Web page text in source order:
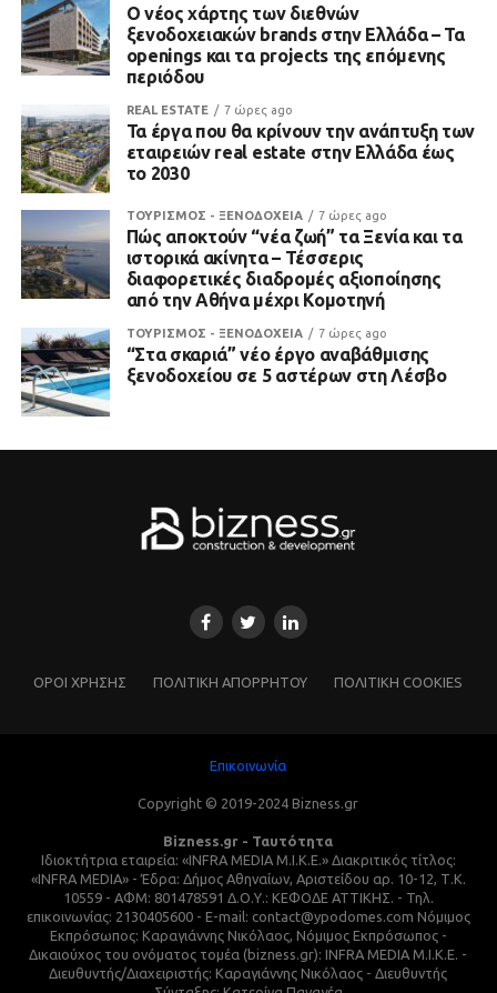
Ο νέος χάρτης των διεθνών
ξενοδοχειακών brands στην Ελλάδα – Τα
openings και τα projects της επόμενης
περιόδου
REAL ESTATE 7 ώρες ago
Τα έργα που θα κρίνουν την ανάπτυξη των
εταιρειών real estate στην Ελλάδα έως
το 2030
ΤΟΥΡΙΣΜΟΣ - ΞΕΝΟΔΟΧΕΙΑ 7 ώρες ago
Πώς αποκτούν “νέα ζωή” τα Ξενία και τα
ιστορικά ακίνητα – Τέσσερις
διαφορετικές διαδρομές αξιοποίησης
από την Αθήνα μέχρι Κομοτηνή
ΤΟΥΡΙΣΜΟΣ - ΞΕΝΟΔΟΧΕΙΑ 7 ώρες ago
“Στα σκαριά” νέο έργο αναβάθμισης
ξενοδοχείου σε 5 αστέρων στη Λέσβο
ΌΡΟΙ ΧΡΗΣΗΣ ΠΟΛΙΤΙΚΗ ΑΠΟΡΡΗΤΟΥ ΠΟΛΙΤΙΚΗ COOKIES
Επικοινωνία
Copyright © 2019-2024 Bizness.gr
Bizness.gr - Ταυτότητα
Ιδιοκτήτρια εταιρεία: «INFRA MEDIA M.I.K.E.» Διακριτικός τίτλος:
«INFRA MEDIA» - Έδρα: Δήμος Αθηναίων, Αριστείδου αρ. 10-12, Τ.Κ.
10559 - ΑΦΜ: 801478591 Δ.Ο.Υ.: ΚΕΦΟΔΕ ΑΤΤΙΚΗΣ. - Τηλ.
επικοινωνίας: 2130405600 - E-mail: contact@ypodomes.com Νόμιμος
Εκπρόσωπος: Καραγιάννης Νικόλαος, Νόμιμος Εκπρόσωπος -
Δικαιούχος του ονόματος τομέα (bizness.gr): INFRA MEDIA M.I.K.E. -
Διευθυντής/Διαχειριστής: Καραγιάννης Νικόλαος - Διευθυντής